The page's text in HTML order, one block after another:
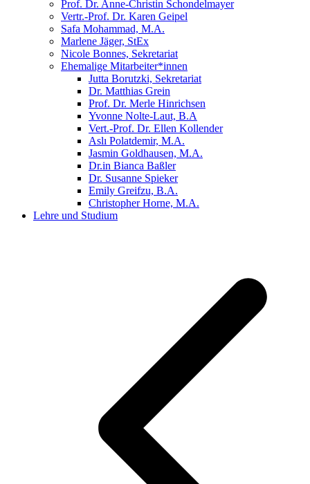
Prof. Dr. Anne-Christin Schondelmayer
Vertr.-Prof. Dr. Karen Geipel
Safa Mohammad, M.A.
Marlene Jäger, StEx
Nicole Bonnes, Sekretariat
Ehemalige Mitarbeiter*innen
Jutta Borutzki, Sekretariat
Dr. Matthias Grein
Prof. Dr. Merle Hinrichsen
Yvonne Nolte-Laut, B.A
Vert.-Prof. Dr. Ellen Kollender
Aslı Polatdemir, M.A.
Jasmin Goldhausen, M.A.
Dr.in Bianca Baßler
Dr. Susanne Spieker
Emily Greifzu, B.A.
Christopher Horne, M.A.
Lehre und Studium